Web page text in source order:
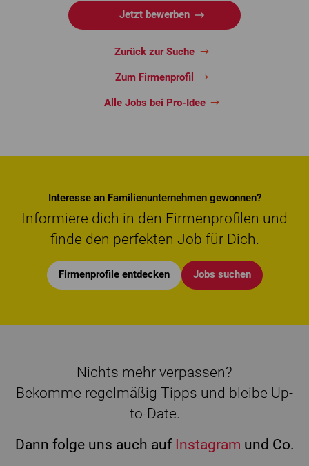
Jetzt bewerben
Zurück zur Suche
Zum Firmenprofil
Alle Jobs bei Pro-Idee
Interesse an Familienunternehmen gewonnen?
Informiere dich in den Firmenprofilen und
finde den perfekten Job für Dich.
Firmenprofile entdecken Jobs suchen
Nichts mehr verpassen?
Bekomme regelmäßig Tipps und bleibe Up-
to-Date.
Dann folge uns auch auf Instagram und Co.